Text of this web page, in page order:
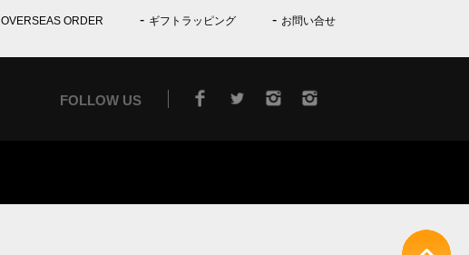
OVERSEAS ORDER ギフトラッピング お問い合せ
FOLLOW US